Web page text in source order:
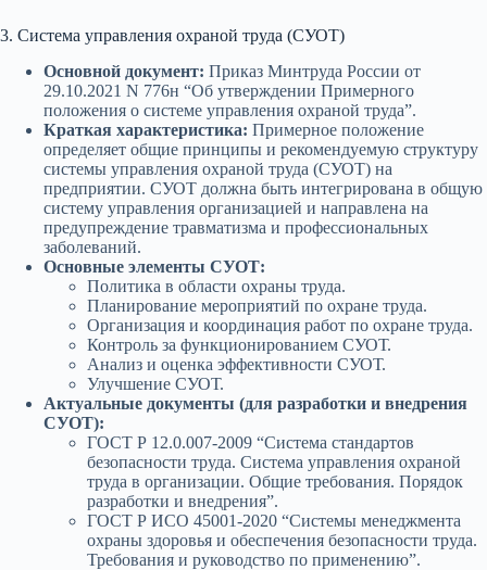
3. Система управления охраной труда (СУОТ)
Основной документ: Приказ Минтруда России от
29.10.2021 N 776н “Об утверждении Примерного
положения о системе управления охраной труда”.
Краткая характеристика: Примерное положение
определяет общие принципы и рекомендуемую структуру
системы управления охраной труда (СУОТ) на
предприятии. СУОТ должна быть интегрирована в общую
систему управления организацией и направлена на
предупреждение травматизма и профессиональных
заболеваний.
Основные элементы СУОТ:
Политика в области охраны труда.
Планирование мероприятий по охране труда.
Организация и координация работ по охране труда.
Контроль за функционированием СУОТ.
Анализ и оценка эффективности СУОТ.
Улучшение СУОТ.
Актуальные документы (для разработки и внедрения
СУОТ):
ГОСТ Р 12.0.007-2009 “Система стандартов
безопасности труда. Система управления охраной
труда в организации. Общие требования. Порядок
разработки и внедрения”.
ГОСТ Р ИСО 45001-2020 “Системы менеджмента
охраны здоровья и обеспечения безопасности труда.
Требования и руководство по применению”.